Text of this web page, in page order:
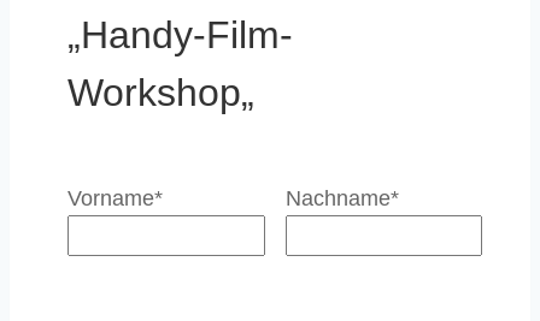
„Handy-Film-
Workshop„
Vorname* Nachname*